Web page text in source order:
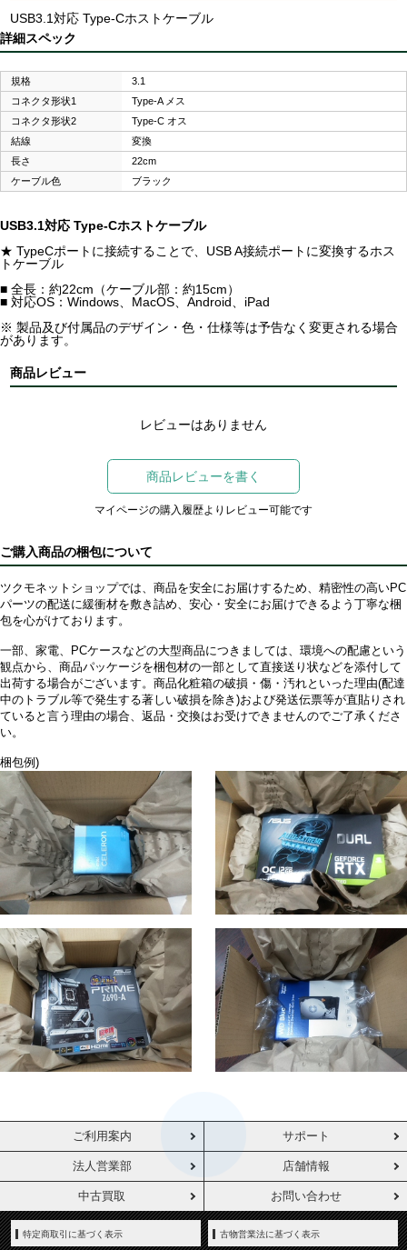
USB3.1対応 Type-Cホストケーブル
詳細スペック
規格
3.1
コネクタ形状1
Type-A メス
コネクタ形状2
Type-C オス
結線
変換
長さ
22cm
ケーブル色
ブラック
USB3.1対応 Type-Cホストケーブル
★ TypeCポートに接続することで、USB A接続ポートに変換するホス
トケーブル
■ 全長：約22cm（ケーブル部：約15cm）
■ 対応OS：Windows、MacOS、Android、iPad
※ 製品及び付属品のデザイン・色・仕様等は予告なく変更される場合
があります。
商品レビュー
レビューはありません
商品レビューを書く
マイページの購入履歴よりレビュー可能です
ご購入商品の梱包について
ツクモネットショップでは、商品を安全にお届けするため、精密性の高いPC
パーツの配送に緩衝材を敷き詰め、安心・安全にお届けできるよう丁寧な梱
包を心がけております。
一部、家電、PCケースなどの大型商品につきましては、環境への配慮という
観点から、商品パッケージを梱包材の一部として直接送り状などを添付して
出荷する場合がございます。商品化粧箱の破損・傷・汚れといった理由(配達
中のトラブル等で発生する著しい破損を除き)および発送伝票等が直貼りされ
ていると言う理由の場合、返品・交換はお受けできませんのでご了承くださ
い。
梱包例)
ご利用案内 サポート
法人営業部 店舗情報
中古買取 お問い合わせ
特定商取引に基づく表示 古物営業法に基づく表示